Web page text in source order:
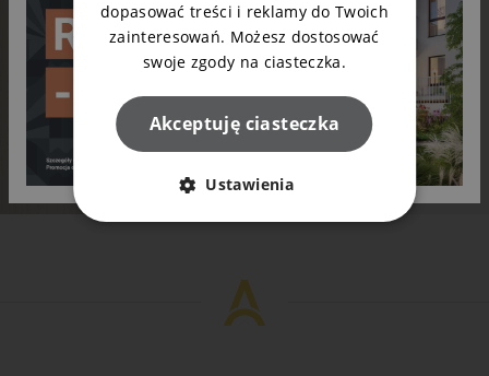
Mieszkanie Twoich marzeń? Napisz do nas!
Wioleta lub Marek odpowiedzą na Twoje pytania
Zapytaj o mieszkanie
dopasować treści i reklamy do Twoich
zainteresowań. Możesz dostosować
swoje zgody na ciasteczka.
Akceptuję ciasteczka
Ustawienia